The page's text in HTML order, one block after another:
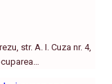
str. A. I. Cuza nr. 4,